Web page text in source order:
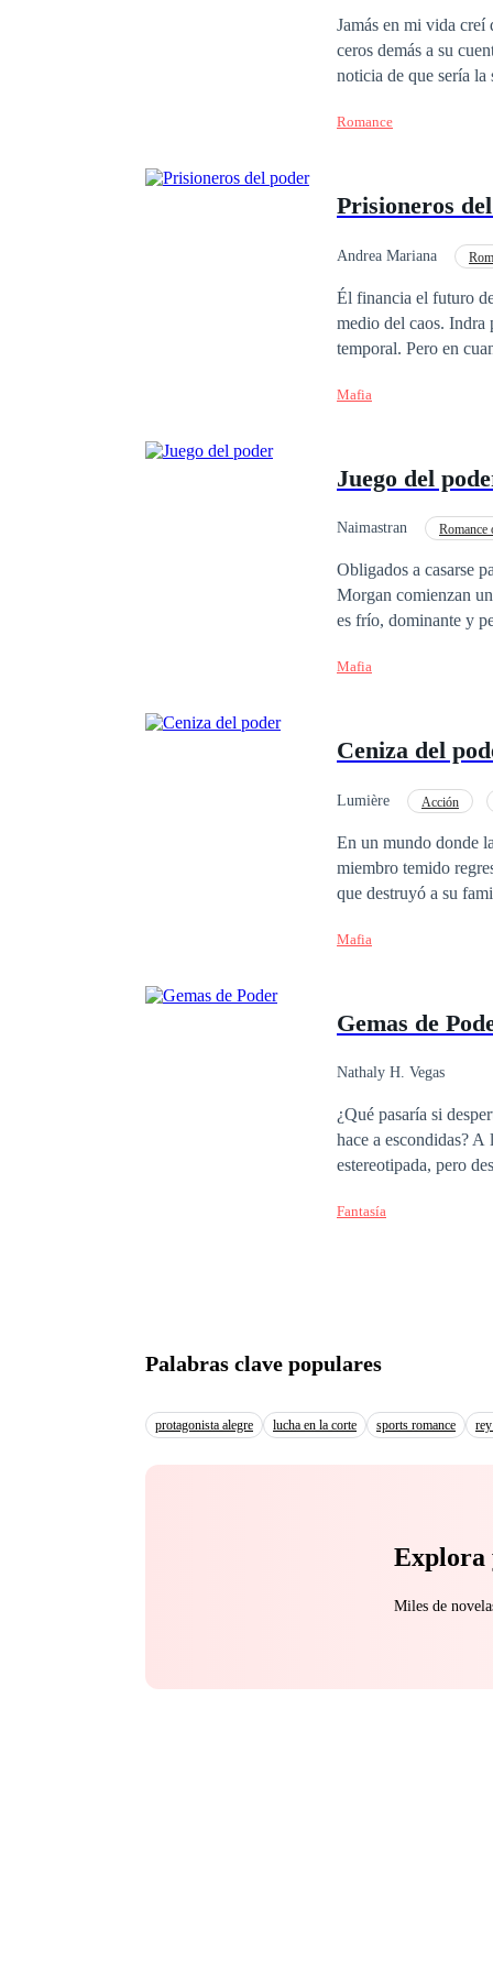
Jamás en mi vida creí
ceros demás a su
noticia de que sería
ya estaba
Romance
Prisioneros
Andrea Mariana
Él financia el futuro
medio del caos. Indra pensaba que ser la secretaria de campaña electoral de su padrino sería solo un trabajo
temporal. Pero en
deberían. Entre debates, atentados y alianzas que se rompen con una copa de vino, Fausto se convierte en todo
Mafia
Juego del
Naimastran Romance
Obligados a casarse
Morgan comienzan
es frío, dominante y
Gabriel rompe a
Mafia
Ceniza del
Lumière Acción
En un mundo donde
miembro temido
que destruyó a su
una tensión
Mafia
Gemas de
Nathaly H. Vegas
¿Qué pasaría si
hace a escondidas?
estereotipada, pero
esfumándose en un
Fantasía
Palabras clave populares
protagonista alegre lucha en la corte sports romance
Explora
Miles de